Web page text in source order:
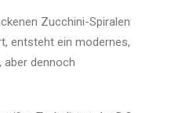
Zucchini-Spiralen
entsteht ein modernes,
aber dennoch